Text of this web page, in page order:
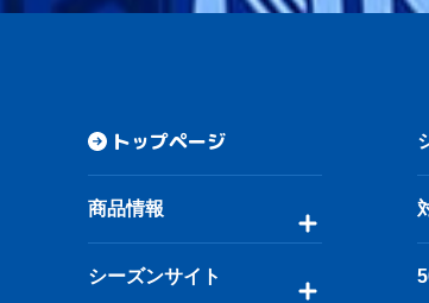
トップページ
商品情報
シーズンサイト